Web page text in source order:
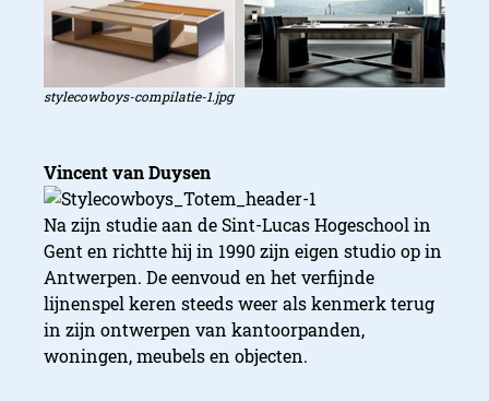
stylecowboys-compilatie-1.jpg
Vincent van Duysen
Na zijn studie aan de Sint-Lucas Hogeschool in
Gent en richtte hij in 1990 zijn eigen studio op in
Antwerpen. De eenvoud en het verfijnde
lijnenspel keren steeds weer als kenmerk terug
in zijn ontwerpen van kantoorpanden,
woningen, meubels en objecten.